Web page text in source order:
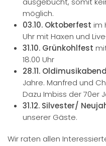
möglich.
03.10. Oktoberfest im
Uhr mit Haxen und
31.10. Grünkohlfest
18.00 Uhr
28.11. Oldimusikabend
Jahre. Manfred und
Dazu Imbiss der 70er
31.12. Silvester/
unserer Gäste.
Wir raten allen